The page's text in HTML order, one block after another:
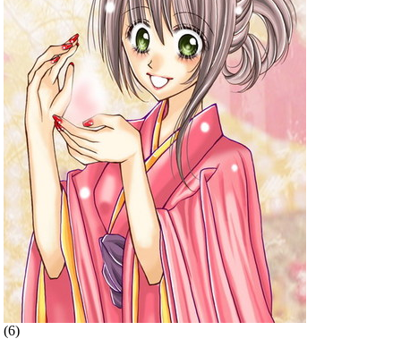
(6)